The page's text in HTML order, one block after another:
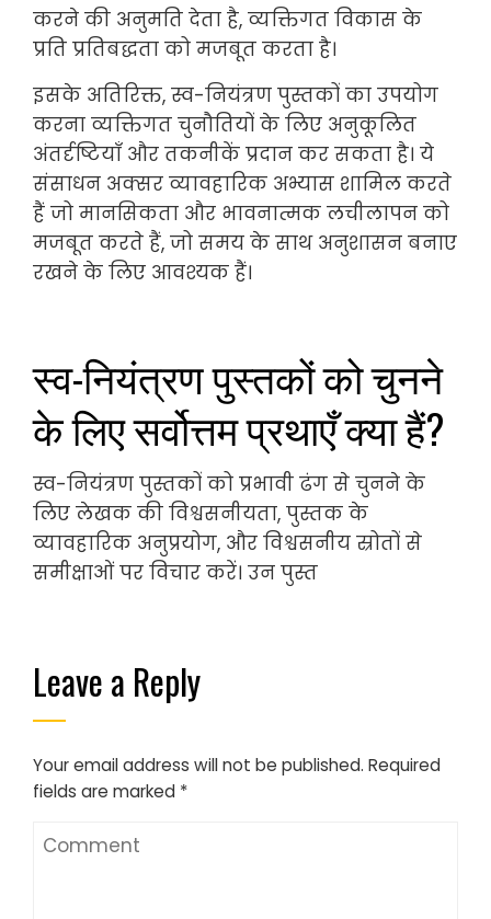
करने की अनुमति देता है, व्यक्तिगत विकास के
प्रति प्रतिबद्धता को मजबूत करता है।
इसके अतिरिक्त, स्व-नियंत्रण पुस्तकों का उपयोग
करना व्यक्तिगत चुनौतियों के लिए अनुकूलित
अंतर्दृष्टियाँ और तकनीकें प्रदान कर सकता है। ये
संसाधन अक्सर व्यावहारिक अभ्यास शामिल करते
हैं जो मानसिकता और भावनात्मक लचीलापन को
मजबूत करते हैं, जो समय के साथ अनुशासन बनाए
रखने के लिए आवश्यक हैं।
स्व-नियंत्रण पुस्तकों को चुनने
के लिए सर्वोत्तम प्रथाएँ क्या हैं?
स्व-नियंत्रण पुस्तकों को प्रभावी ढंग से चुनने के
लिए लेखक की विश्वसनीयता, पुस्तक के
व्यावहारिक अनुप्रयोग, और विश्वसनीय स्रोतों से
समीक्षाओं पर विचार करें। उन पुस्त
Leave a Reply
Your email address will not be published. Required
fields are marked *